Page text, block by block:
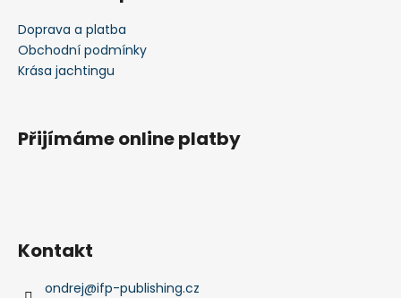
Doprava a platba
Obchodní podmínky
Krása jachtingu
Přijímáme online platby
Kontakt
ondrej@ifp-publishing.cz